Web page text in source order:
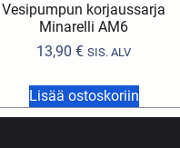
Vesipumpun korjaussarja
Minarelli AM6
13,90 € SIS. ALV
Lisää ostoskoriin